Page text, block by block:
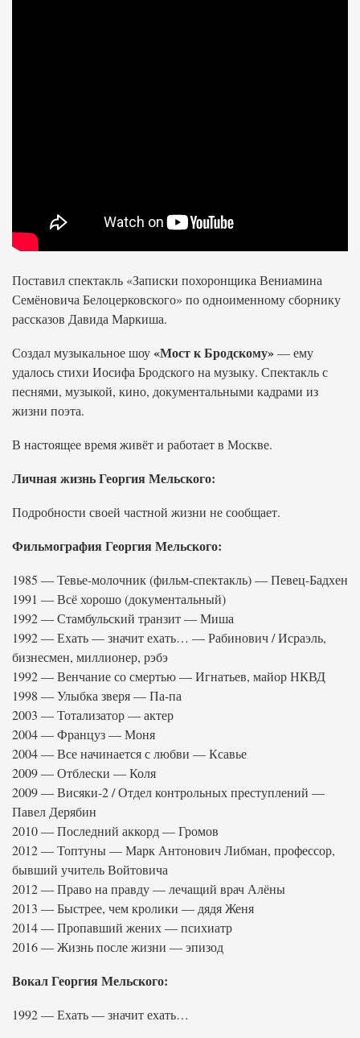
Поставил спектакль «Записки похоронщика Вениамина
Семёновича Белоцерковского» по одноименному сборнику
рассказов Давида Маркиша.
Создал музыкальное шоу«Мост к Бродскому»— ему
удалось стихи Иосифа Бродского на музыку. Спектакль с
песнями, музыкой, кино, документальными кадрами из
жизни поэта.
В настоящее время живёт и работает в Москве.
Личная жизнь Георгия Мельского:
Подробности своей частной жизни не сообщает.
Фильмография Георгия Мельского:
1985 — Тевье-молочник (фильм-спектакль) — Певец-Бадхен
1991 — Всё хорошо (документальный)
1992 — Стамбульский транзит — Миша
1992 — Ехать — значит ехать… — Рабинович / Исраэль,
бизнесмен, миллионер, рэбэ
1992 — Венчание со смертью — Игнатьев, майор НКВД
1998 — Улыбка зверя — Па-па
2003 — Тотализатор — актер
2004 — Француз — Моня
2004 — Все начинается с любви — Ксавье
2009 — Отблески — Коля
2009 — Висяки-2 / Отдел контрольных преступлений —
Павел Дерябин
2010 — Последний аккорд — Громов
2012 — Топтуны — Марк Антонович Либман, профессор,
бывший учитель Войтовича
2012 — Право на правду — лечащий врач Алёны
2013 — Быстрее, чем кролики — дядя Женя
2014 — Пропавший жених — психиатр
2016 — Жизнь после жизни — эпизод
Вокал Георгия Мельского:
1992 — Ехать — значит ехать…